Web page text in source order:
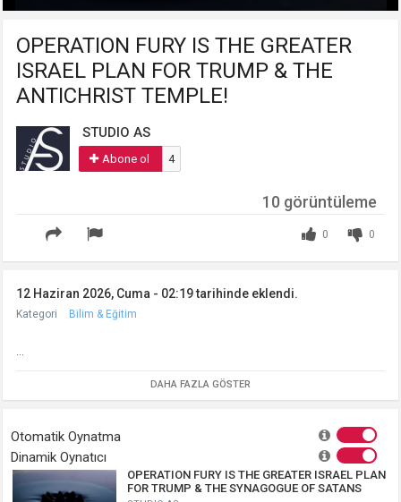
OPERATION FURY IS THE GREATER
ISRAEL PLAN FOR TRUMP & THE
ANTICHRIST TEMPLE!
STUDIO AS
Abone ol 4
0
0
10 görüntüleme
12 Haziran 2026, Cuma - 02:19 tarihinde eklendi.
Kategori Bilim & Eğitim
...
DAHA FAZLA GÖSTER
Otomatik Oynatma
Dinamik Oynatıcı
OPERATION FURY IS THE GREATER ISRAEL PLAN
FOR TRUMP & THE SYNAGOGUE OF SATANS